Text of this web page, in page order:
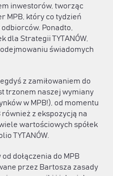
inwestorów, tworząc
MPB, który co tydzień
Ponadto,
dla Strategii TYTANÓW,
świadomych
z zamiłowaniem do
trzonem naszej wymiany
w MPB!), od momentu
również z ekspozycją na
wartościowych spółek
TYTANÓW.
dołączenia do MPB
przez Bartosza zasady